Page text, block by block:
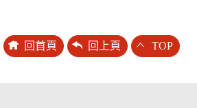
回首頁 回上頁 TOP